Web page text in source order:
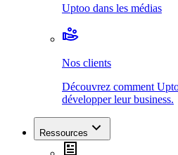
Uptoo dans les médias
Nos clients
Découvrez comment
développer leur business.
Ressources